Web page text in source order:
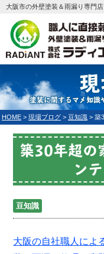
大阪市の外壁塗装＆雨漏り専門
塗装に関するマメ知識
HOME > 現場ブログ > 豆知識 > 築
築30年超の
ン
豆知識
大阪の自社職人によ